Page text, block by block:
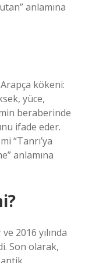
anlamına
kökeni:
beraberinde
ifade eder.
“Tanrı’ya
anlamına
2016 yılında
Son olarak,